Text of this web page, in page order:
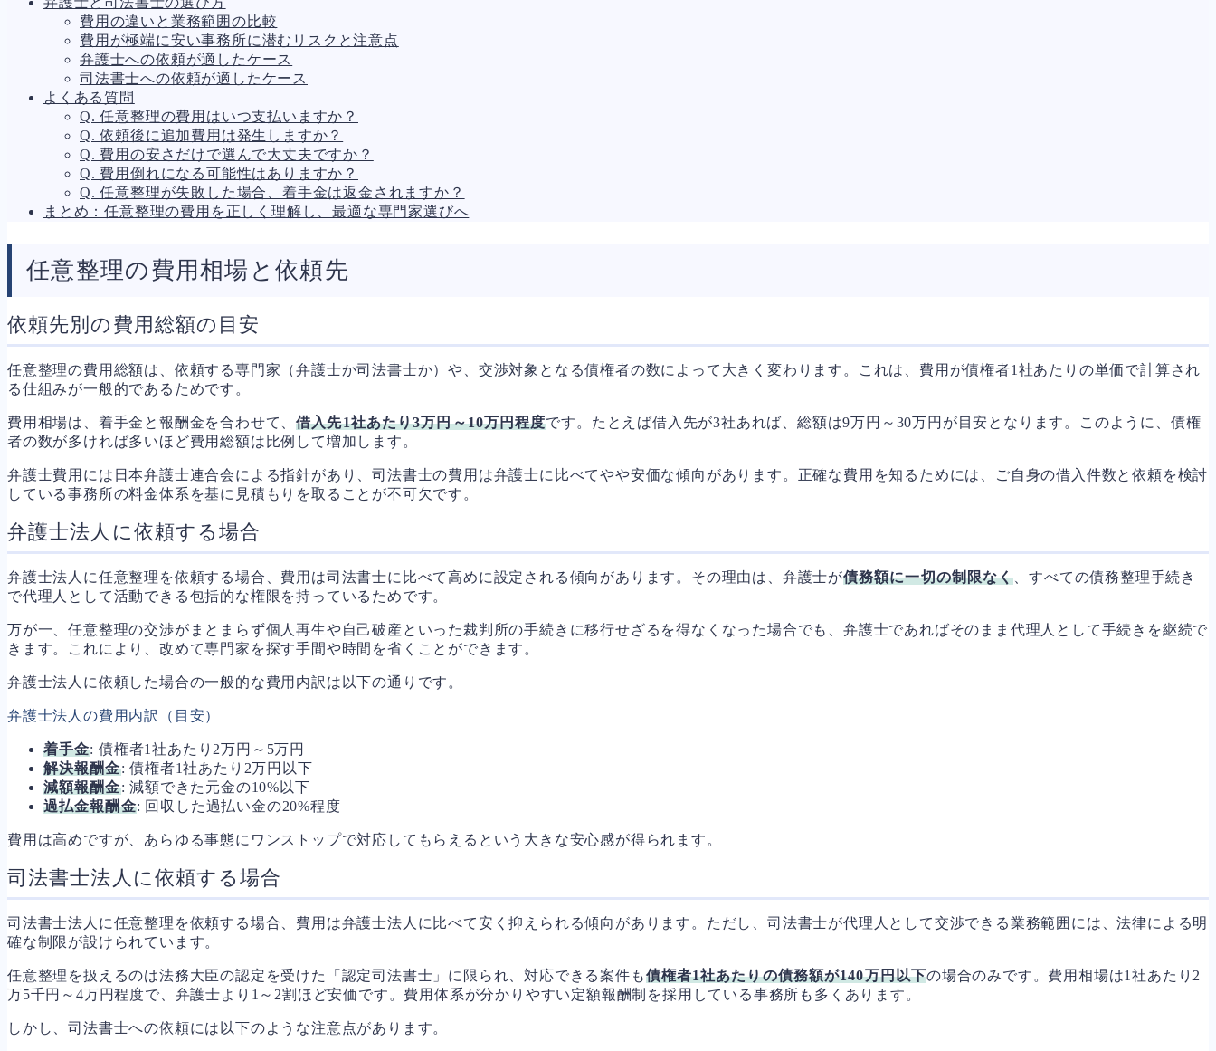
人事労務571
人件費21
労働問題274
労災・ハラスメント146
解雇・退職130
事業運営393
品質・リコール48
情報漏洩・サイバー274
事業再編71
701
私的整理156
法的整理471
換価・競売55
費用の違いと業務範囲の比較
費用が極端に安い事務所に潜むリスクと注意点
弁護士への依頼が適したケース
司法書士への依頼が適したケース
よくある質問
Q. 任意整理の費用はいつ支払いますか？
Q. 依頼後に追加費用は発生しますか？
Q. 費用の安さだけで選んで大丈夫ですか？
Q. 費用倒れになる可能性はありますか？
Q. 任意整理が失敗した場合、着手金は返金されますか？
まとめ：任意整理の費用を正しく理解し、最適な専門家選びへ
任意整理の費用相場と依頼先
依頼先別の費用総額の目安
任意整理の費用総額は、依頼する専門家（弁護士か司法書士か）や、交渉対象となる債権者の数によって大きく変わります。これは、費用が債権者1社あたりの単価で計算され
る仕組みが一般的であるためです。
費用相場は、着手金と報酬金を合わせて、借入先1社あたり3万円～10万円程度です。たとえば借入先が3社あれば、総額は9万円～30万円が目安となります。このように、債権
者の数が多ければ多いほど費用総額は比例して増加します。
弁護士費用には日本弁護士連合会による指針があり、司法書士の費用は弁護士に比べてやや安価な傾向があります。正確な費用を知るためには、ご自身の借入件数と依頼を検討
している事務所の料金体系を基に見積もりを取ることが不可欠です。
弁護士法人に依頼する場合
弁護士法人に任意整理を依頼する場合、費用は司法書士に比べて高めに設定される傾向があります。その理由は、弁護士が債務額に一切の制限なく 、すべての債務整理手続き
で代理人として活動できる包括的な権限を持っているためです。
万が一、任意整理の交渉がまとまらず個人再生や自己破産といった裁判所の手続きに移行せざるを得なくなった場合でも、弁護士であればそのまま代理人として手続きを継続で
きます。これにより、改めて専門家を探す手間や時間を省くことができます。
弁護士法人に依頼した場合の一般的な費用内訳は以下の通りです。
弁護士法人の費用内訳（目安）
着手金: 債権者1社あたり2万円～5万円
解決報酬金: 債権者1社あたり2万円以下
減額報酬金: 減額できた元金の10%以下
過払金報酬金: 回収した過払い金の20%程度
費用は高めですが、あらゆる事態にワンストップで対応してもらえるという大きな安心感が得られます。
司法書士法人に依頼する場合
司法書士法人に任意整理を依頼する場合、費用は弁護士法人に比べて安く抑えられる傾向があります。ただし、司法書士が代理人として交渉できる業務範囲には、法律による明
確な制限が設けられています。
任意整理を扱えるのは法務大臣の認定を受けた「認定司法書士」に限られ、対応できる案件も債権者1社あたりの債務額が140万円以下の場合のみです。費用相場は1社あたり2
万5千円～4万円程度で、弁護士より1～2割ほど安価です。費用体系が分かりやすい定額報酬制を採用している事務所も多くあります。
しかし、司法書士への依頼には以下のような注意点があります。